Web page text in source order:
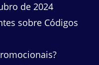
de 2024
sobre Códigos